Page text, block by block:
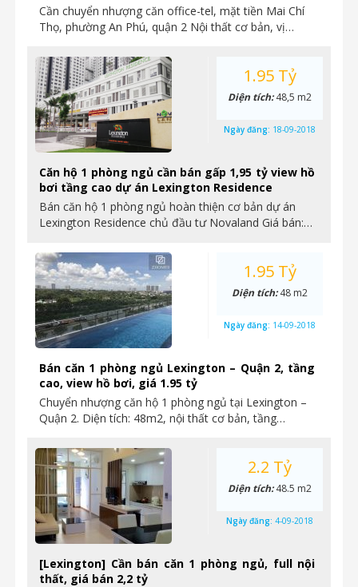
Cần chuyển nhượng căn office-tel, mặt tiền Mai Chí
Thọ, phường An Phú, quận 2 Nội thất cơ bản, vị…
Căn hộ 1 phòng ngủ cần bán gấp 1,95 tỷ view hồ
bơi tầng cao dự án Lexington Residence
Bán căn hộ 1 phòng ngủ hoàn thiện cơ bản dự án
Lexington Residence chủ đầu tư Novaland Giá bán:…
1.95 Tỷ
Diện tích:48,5 m2
Ngày đăng: 18-09-2018
Bán căn 1 phòng ngủ Lexington – Quận 2, tầng
cao, view hồ bơi, giá 1.95 tỷ
Chuyển nhượng căn hộ 1 phòng ngủ tại Lexington –
Quận 2. Diện tích: 48m2, nội thất cơ bản, tầng…
1.95 Tỷ
Diện tích:48 m2
Ngày đăng: 14-09-2018
[Lexington] Cần bán căn 1 phòng ngủ, full nội
thất, giá bán 2,2 tỷ
2.2 Tỷ
Diện tích:48.5 m2
Ngày đăng: 4-09-2018